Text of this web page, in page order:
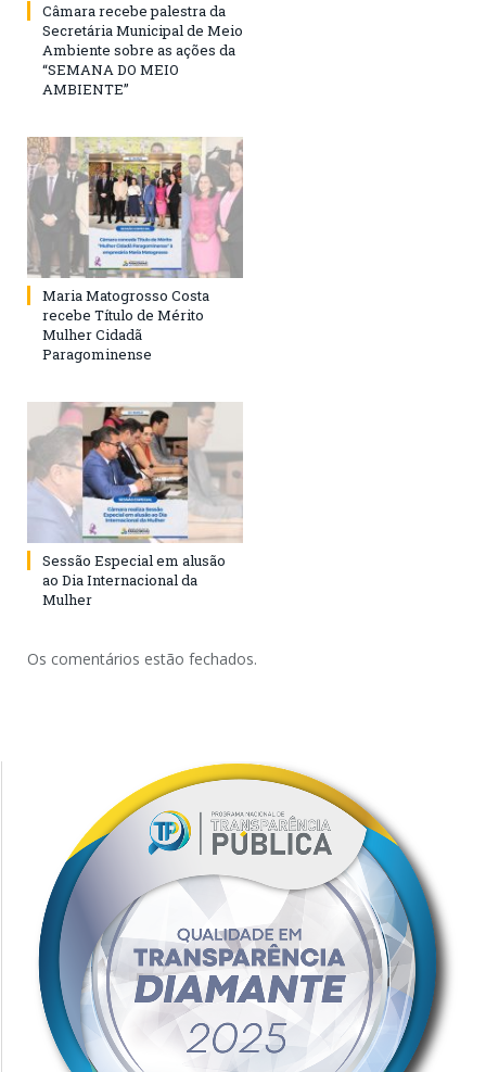
Câmara recebe palestra da
Secretária Municipal de Meio
Ambiente sobre as ações da
“SEMANA DO MEIO
AMBIENTE”
Maria Matogrosso Costa
recebe Título de Mérito
Mulher Cidadã
Paragominense
Sessão Especial em alusão
ao Dia Internacional da
Mulher
Os comentários estão fechados.